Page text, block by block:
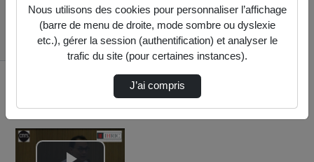
Accueil
Vidéos
Manatea Taiarui :
L’expert, acteur
Nous utilisons des cookies pour personnaliser l’affichage
(barre de menu de droite, mode sombre ou dyslexie
etc.), gérer la session (authentification) et analyser le
trafic du site (pour certaines instances).
J’ai compris